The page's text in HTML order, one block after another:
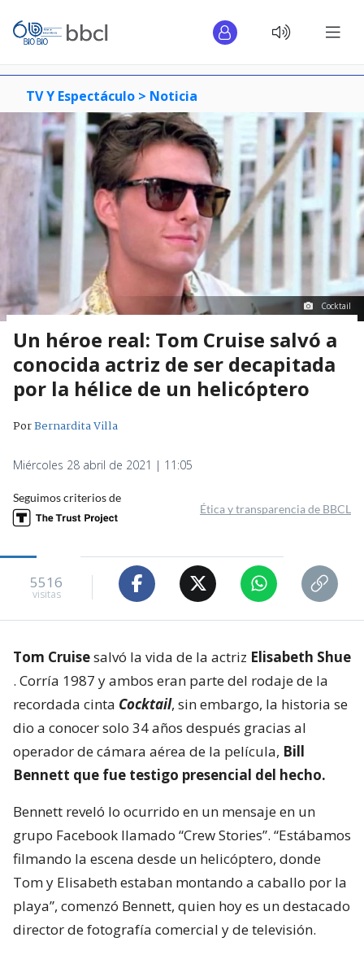
TV Y Espectáculo > Noticia
Cocktail
Un héroe real: Tom Cruise salvó a
conocida actriz de ser decapitada
por la hélice de un helicóptero
PorBernardita Villa
Miércoles 28 abril de 2021 | 11:05
Seguimos criterios de
Ética y transparencia de BBCL
5516
visitas
Tom Cruisesalvó la vida de la actriz Elisabeth Shue
. Corría 1987 y ambos eran parte del rodaje de la
recordada cinta Cocktail, sin embargo, la historia se
dio a conocer solo 34 años después gracias al
operador de cámara aérea de la película, Bill
Bennett que fue testigo presencial del hecho.
Bennett reveló lo ocurrido en un mensaje en un
grupo Facebook llamado “Crew Stories”. “Estábamos
filmando la escena desde un helicóptero, donde
Tom y Elisabeth estaban montando a caballo por la
playa”, comenzó Bennett, quien hoy es un destacado
director de fotografía comercial y de televisión.